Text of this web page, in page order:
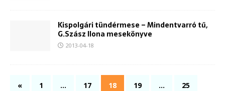
Kispolgári tündérmese – Mindentvarró tű,
G.Szász Ilona mesekönyve
2013-04-18
« 1 … 17 18 19 … 25